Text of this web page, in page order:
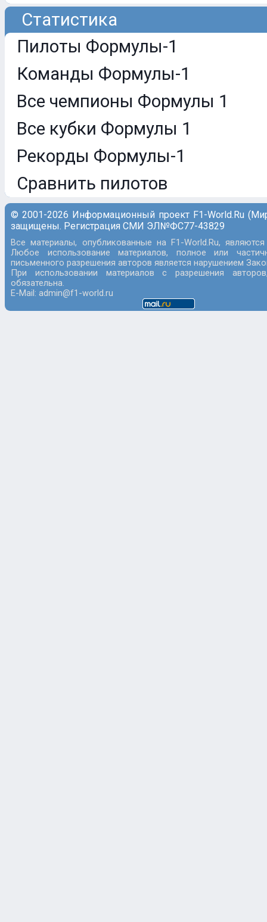
Статистика
Пилоты Формулы-1
Команды Формулы-1
Все чемпионы Формулы 1
Все кубки Формулы 1
Рекорды Формулы-1
Сравнить пилотов
© 2001-2026 Информационный проект F1-World.Ru
защищены. Регистрация СМИ ЭЛ№ФС77-43829
Все материалы, опубликованные на F1-World.Ru,
Любое использование материалов, полное или
письменного разрешения авторов является нарушением
При использовании материалов с разрешения
обязательна.
E-Mail: admin@f1-world.ru